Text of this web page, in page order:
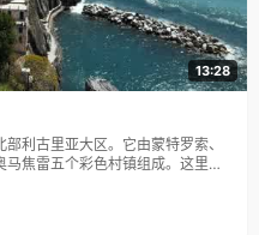
13:28
利古里亚大区。它由蒙特罗索、
焦雷五个彩色村镇组成。这里依
文化遗产。